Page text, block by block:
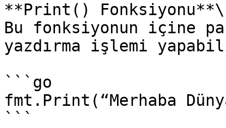
**Print() Fonksiyonu**\
Bu fonksiyonun içine
yazdırma işlemi
```go
fmt.Print(“Merhaba
```